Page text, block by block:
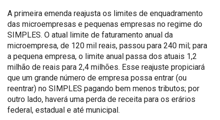
A primeira emenda reajusta os limites de enquadramento
das microempresas e pequenas empresas no regime do
SIMPLES. O atual limite de faturamento anual da
microempresa, de 120 mil reais, passou para 240 mil; para
a pequena empresa, o limite anual passa dos atuais 1,2
milhão de reais para 2,4 milhões. Esse reajuste propiciará
que um grande número de empresa possa entrar (ou
reentrar) no SIMPLES pagando bem menos tributos; por
outro lado, haverá uma perda de receita para os erários
federal, estadual e até municipal.